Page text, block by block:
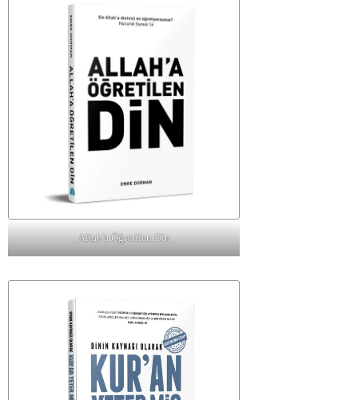
Allah'a Öğretilen Din